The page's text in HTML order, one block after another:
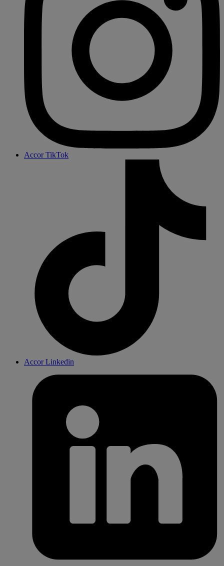
Accor TikTok
Accor Linkedin